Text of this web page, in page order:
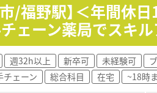
たキャリアアップ研修制度を活用
差した医療への貢献意欲が高い
方にオススメ】
なく休日もしっかり取れるため
業を展開している安定企業のた
らでも着実に成長できる研修制
/福野駅】＜年間休
チェーン薬局でスキ
週32h以上 新卒可 未経験可
チェーン 総合科目 在宅 ~18時